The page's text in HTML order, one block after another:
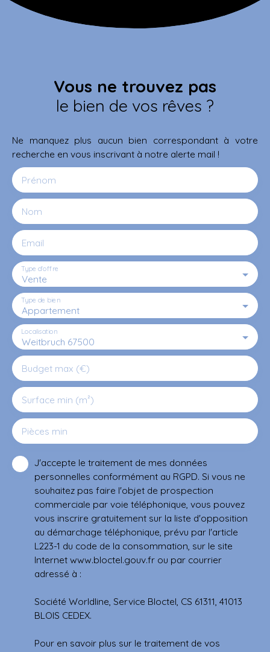
Vous ne trouvez pas
le bien de vos rêves ?
Ne manquez plus aucun bien correspondant à votre
recherche en vous inscrivant à notre alerte mail !
Prénom
Nom
Email
Vente
Type d'offre
Appartement
Type de bien
Weitbruch 67500
Localisation
Budget max (€)
Surface min (m²)
Pièces min
J'accepte le traitement de mes données
personnelles conformément au RGPD. Si vous ne
souhaitez pas faire l'objet de prospection
commerciale par voie téléphonique, vous pouvez
vous inscrire gratuitement sur la liste d'opposition
au démarchage téléphonique, prévu par l'article
L223-1 du code de la consommation, sur le site
Internet www.bloctel.gouv.fr ou par courrier
adressé à :
Société Worldline, Service Bloctel, CS 61311, 41013
BLOIS CEDEX.
Pour en savoir plus sur le traitement de vos